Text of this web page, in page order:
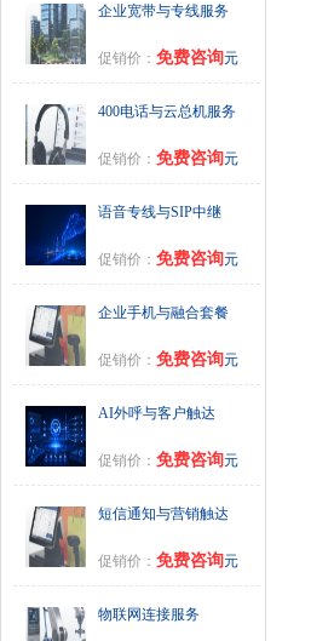
企业宽带与专线服务
促销价： 免费咨询元
400电话与云总机服务
促销价： 免费咨询元
语音专线与SIP中继
促销价： 免费咨询元
企业手机与融合套餐
促销价： 免费咨询元
AI外呼与客户触达
促销价： 免费咨询元
短信通知与营销触达
促销价： 免费咨询元
物联网连接服务